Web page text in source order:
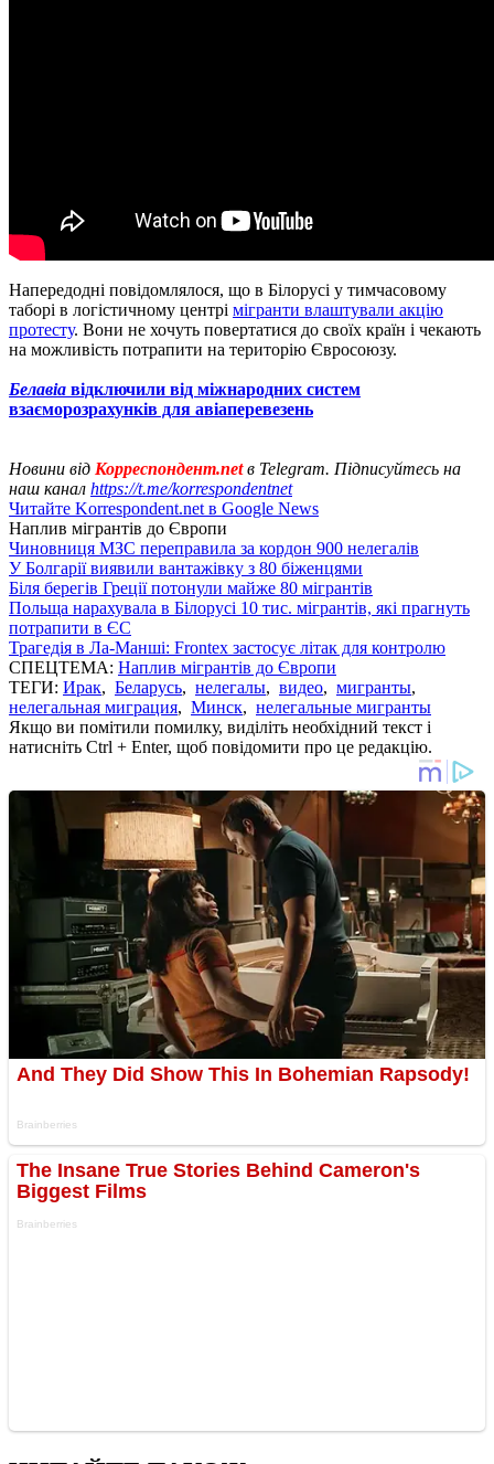
Напередодні повідомлялося, що в Білорусі у тимчасовому
таборі в логістичному центрі мігранти влаштували акцію
протесту. Вони не хочуть повертатися до своїх країн і чекають
на можливість потрапити на територію Євросоюзу.
Белавіа відключили від міжнародних систем
взаєморозрахунків для авіаперевезень
Новини від Корреспондент.netв Telegram. Підписуйтесь на
наш канал https://t.me/korrespondentnet
Читайте Korrespondent.net в Google News
Наплив мігрантів до Європи
Чиновниця МЗС переправила за кордон 900 нелегалів
У Болгарії виявили вантажівку з 80 біженцями
Біля берегів Греції потонули майже 80 мігрантів
Польща нарахувала в Білорусі 10 тис. мігрантів, які прагнуть
потрапити в ЄС
Трагедія в Ла-Манші: Frontex застосує літак для контролю
СПЕЦТЕМА: Наплив мігрантів до Європи
ТЕГИ: Ирак, Беларусь, нелегалы, видео, мигранты,
нелегальная миграция, Минск, нелегальные мигранты
Якщо ви помітили помилку, виділіть необхідний текст і
натисніть Ctrl + Enter, щоб повідомити про це редакцію.